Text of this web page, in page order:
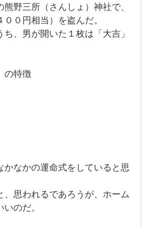
野三所（さんしょ）神社で、
０円相当）を盗んだ。
、男が開いた１枚は「大吉」
の特徴
かなかの運命式をしていると思
、思われるであろうが、ホーム
のだ。